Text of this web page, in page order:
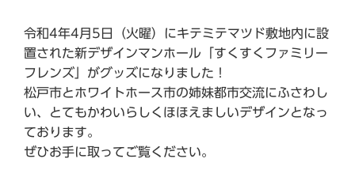
令和4年4月5日（火曜）にキテミテマツド敷地内に設
置された新デザインマンホール「すくすくファミリー
フレンズ」がグッズになりました！
松戸市とホワイトホース市の姉妹都市交流にふさわし
い、とてもかわいらしくほほえましいデザインとなっ
ております。
ぜひお手に取ってご覧ください。